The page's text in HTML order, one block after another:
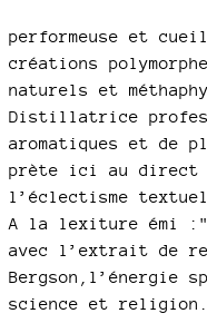
performeuse et
créations
naturels et
Distillatrice
aromatiques et de
prète ici au direct
l’éclectisme
A la lexiture émi
avec l’extrait de
Bergson,l’énergie
science et religion.